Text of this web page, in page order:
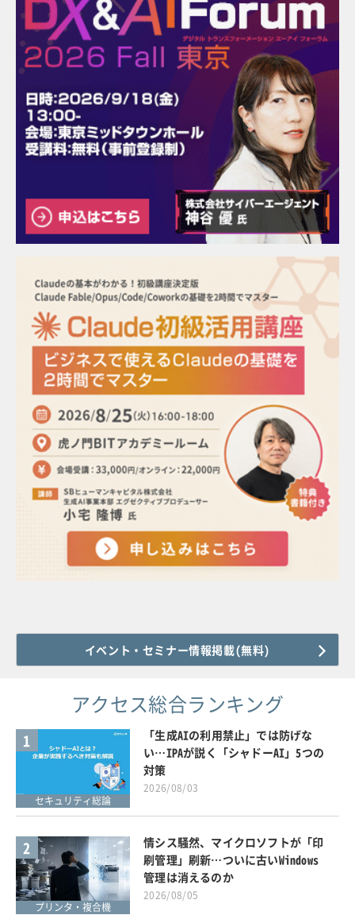
イベント・セミナー情報掲載(無料)
アクセス総合ランキング
1
セキュリティ総論
「生成AIの利用禁止」では防げな
い…IPAが説く「シャドーAI」5つの
対策
2026/08/03
2
プリンタ・複合機
情シス騒然、マイクロソフトが「印
刷管理」刷新…ついに古いWindows
管理は消えるのか
2026/08/05